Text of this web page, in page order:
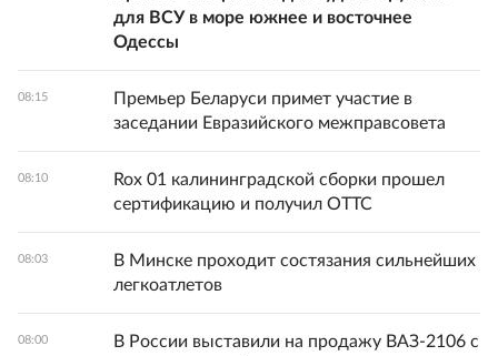
для ВСУ в море южнее и восточнее
Одессы
08:15
Премьер Беларуси примет участие в
заседании Евразийского межправсовета
08:10
Rox 01 калининградской сборки прошел
сертификацию и получил ОТТС
08:03
В Минске проходит состязания сильнейших
легкоатлетов
08:00
В России выставили на продажу ВАЗ-2106 с